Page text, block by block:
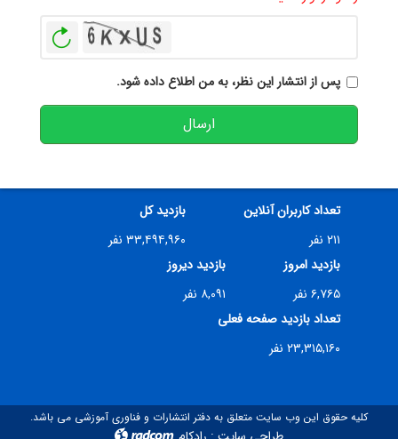
پس از انتشار این نظر، به من اطلاع داده شود.
ارسال
تعداد کاربران آنلاین
۲۱۱ نفر
بازدید کل
۳۳,۴۹۴,۹۶۰ نفر
بازدید امروز
۶,۷۶۵ نفر
بازدید دیروز
۸,۰۹۱ نفر
تعداد بازدید صفحه فعلی
۲۳,۳۱۵,۱۶۰ نفر
کلیه حقوق این وب سایت متعلق به دفتر انتشارات و فناوری آموزشی می باشد.
radcom